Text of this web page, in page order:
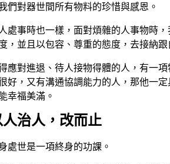
們對器世間所有物料的珍惜與感恩。
處事時也一樣，面對煩雜的人事物時
，並且以包容、尊重的態度，去接納
應對進退、待人接物得體的人，有一
好，又有溝通協調能力的人，那他一
幸福美滿。
人治人，改而止
處世是一項終身的功課。